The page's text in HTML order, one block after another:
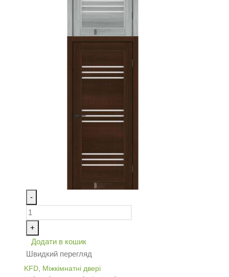
-
+
Додати в кошик
Швидкий перегляд
KFD Міжкімнатні двері